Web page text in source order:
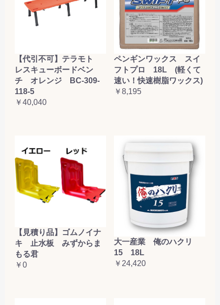
【代引不可】テラモト
レスキューボードベン
チ オレンジ BC-309-
118-5
￥40,040
ペンギンワックス スイ
フトプロ 18L (軽くて
速い！快速樹脂ワックス)
￥8,195
【見積り品】ゴムノイナ
キ 止水板 みずからま
もる君
￥0
大一産業 俺のハクリ
15 18L
￥24,420